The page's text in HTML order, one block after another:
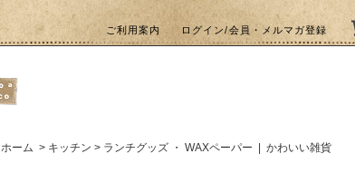
ご利用案内 ログイン/会員・メルマガ登録
ホーム > キッチン > ランチグッズ ・ WAXペーパー かわいい雑貨